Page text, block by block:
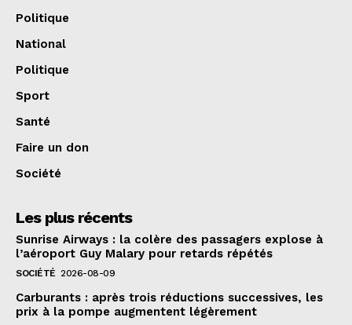
Politique
National
Politique
Sport
Santé
Faire un don
Société
Les plus récents
Sunrise Airways : la colère des passagers explose à
l’aéroport Guy Malary pour retards répétés
SOCIÉTÉ 2026-08-09
Carburants : après trois réductions successives, les
prix à la pompe augmentent légèrement